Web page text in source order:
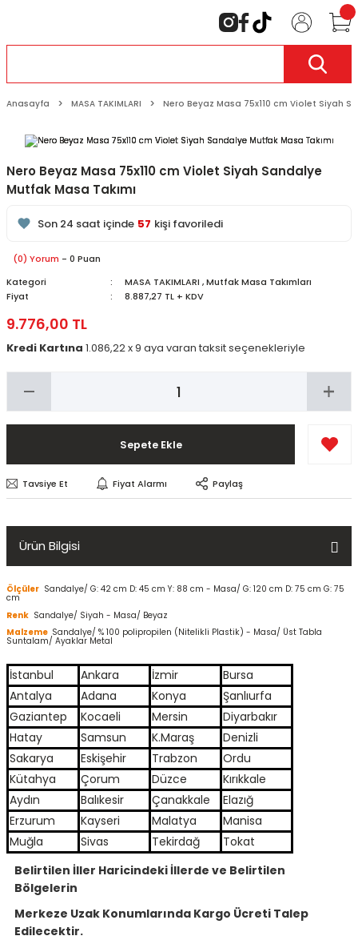
Anasayfa MASA TAKIMLARI Nero Beyaz Masa 75x110 cm Violet Siyah
Nero Beyaz Masa 75x110 cm Violet Siyah Sandalye
Mutfak Masa Takımı
Son 24 saat içinde 57 kişi favoriledi
104 kişi inceledi
(0) Yorum - 0 Puan
Kategori
MASA TAKIMLARI ,Mutfak Masa Takımları
Fiyat
8.887,27 TL + KDV
9.776,00 TL
Kredi Kartına 1.086,22 x 9 aya varan taksit seçenekleriyle
Sepete Ekle
Tavsiye Et Fiyat Alarmı Paylaş
Ürün Bilgisi
Ölçüler Sandalye/ G: 42 cm D: 45 cm Y: 88 cm - Masa/ G: 120 cm D: 75 cm G: 75
cm
Renk Sandalye/ Siyah - Masa/ Beyaz
Malzeme Sandalye/ % 100 polipropilen (Nitelikli Plastik) - Masa/ Üst Tabla
Suntalam/ Ayaklar Metal
İstanbul Ankara İzmir
Bursa
Antalya
Adana Konya
Şanlıurfa
Gaziantep
Kocaeli Mersin
Diyarbakır
Hatay
Samsun K.Maraş
Denizli
Sakarya
Eskişehir Trabzon
Ordu
Kütahya
Çorum Düzce
Kırıkkale
Aydın
Balıkesir Çanakkale
Elazığ
Erzurum
Kayseri Malatya
Manisa
Muğla
Sivas Tekirdağ
Tokat
Belirtilen İller Haricindeki İllerde ve Belirtilen
Bölgelerin
Merkeze Uzak Konumlarında Kargo Ücreti Talep
Edilecektir.